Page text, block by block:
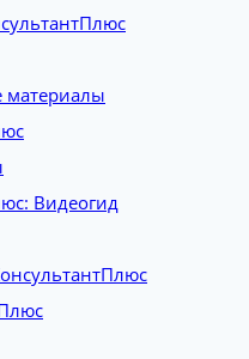
материалы
Видеогид